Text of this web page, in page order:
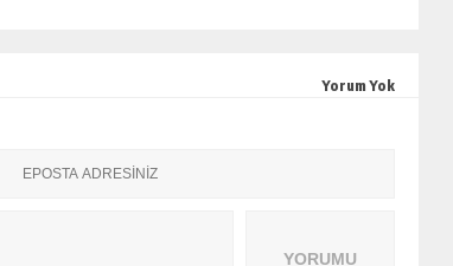
Yorum Yok
YORUMU